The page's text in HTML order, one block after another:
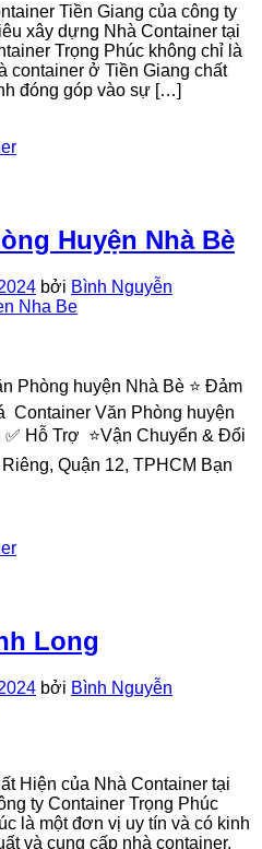
Tiền Giang của công ty
xây dựng Nhà Container tại
Trọng Phúc không chỉ là
container ở Tiền Giang chất
đóng góp vào sự […]
Huyện Nhà Bè
bởi Bình Nguyễn
Phòng huyện Nhà Bè ⭐ Đảm
Container Văn Phòng huyện
Hỗ Trợ ⭐Vận Chuyển & Đổi
Quận 12, TPHCM Bạn
Long
bởi Bình Nguyễn
Hiện của Nhà Container tại
ty Container Trọng Phúc
là một đơn vị uy tín và có kinh
và cung cấp nhà container.